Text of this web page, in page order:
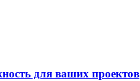
для ваших проектов